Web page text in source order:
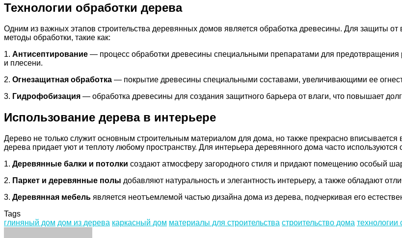
Технологии обработки дерева
Одним из важных этапов строительства деревянных домов является обработка древесины. Для защиты
методы обработки, такие как:
1. Антисептирование — процесс обработки древесины специальными препаратами для предотвращения
и плесени.
2. Огнезащитная обработка — покрытие древесины специальными составами, увеличивающими ее
3. Гидрофобизация — обработка древесины для создания защитного барьера от влаги, что повышает
Использование дерева в интерьере
Дерево не только служит основным строительным материалом для дома, но также прекрасно вписывается
дерева придает уют и теплоту любому пространству. Для интерьера деревянного дома часто
1. Деревянные балки и потолки создают атмосферу загородного стиля и придают помещению особый
2. Паркет и деревянные полы добавляют натуральность и элегантность интерьеру, а также обладают
3. Деревянная мебель является неотъемлемой частью дизайна дома из дерева, подчеркивая его
Tags
глиняный дом дом из дерева каркасный дом материалы для строительства строительство дома технологии